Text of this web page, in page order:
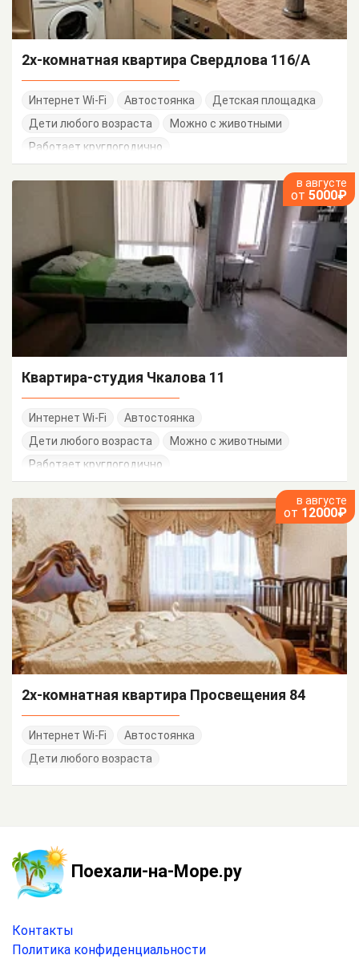
2х-комнатная квартира Свердлова 116/А
Интернет Wi-Fi Автостоянка
Детская площадка
Дети любого возраста
Можно с животными
Работает круглогодично
в августе
от 5000₽
Квартира-студия Чкалова 11
Интернет Wi-Fi
Автостоянка
Дети любого возраста
Можно с животными
Работает круглогодично
в августе
от 12000₽
2х-комнатная квартира Просвещения 84
Интернет Wi-Fi
Автостоянка
Дети любого возраста
Поехали-на-Море.ру
Контакты
Политика конфиденциальности